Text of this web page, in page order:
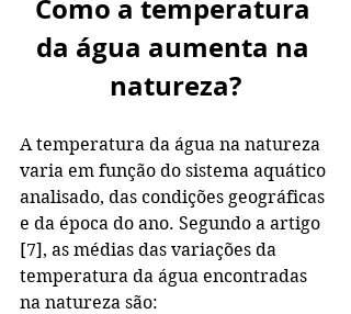
Como a temperatura
da água aumenta na
natureza?
A temperatura da água na natureza
varia em função do sistema aquático
analisado, das condições geográficas
e da época do ano. Segundo a artigo
[7], as médias das variações da
temperatura da água encontradas
na natureza são: